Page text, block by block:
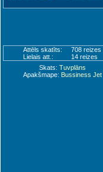
Attēls skatīts:
708 reizes
Lielais att.:
14 reizes
Skats: Tuvplāns
Apakšmape: Bussiness Jet